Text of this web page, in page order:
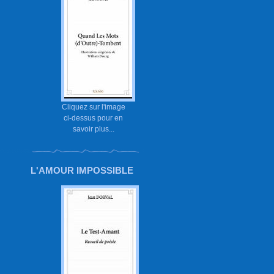
Cliquez sur l'image
ci-dessus pour en
savoir plus...
L'AMOUR IMPOSSIBLE